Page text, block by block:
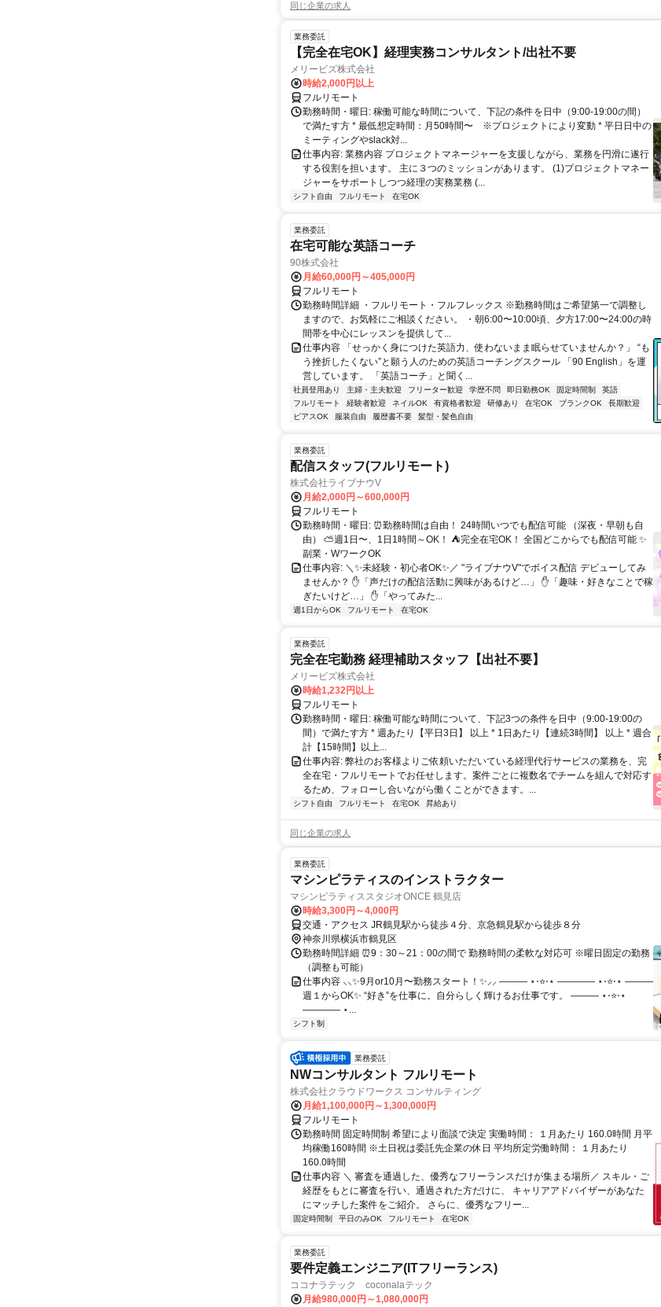
同じ企業の求人
業務委託
【完全在宅OK】経理実務コンサルタント/出社不要
メリービズ株式会社
時給2,000円以上
フルリモート
勤務時間・曜日: 稼働可能な時間について、下記の条件を日中（9:00-19:00の間）
で満たす方 * 最低想定時間：月50時間〜 ※プロジェクトにより変動 * 平日日中の
ミーティングやslack対...
仕事内容: 業務内容 プロジェクトマネージャーを支援しながら、業務を円滑に遂行
する役割を担います。 主に３つのミッションがあります。 (1)プロジェクトマネー
ジャーをサポートしつつ経理の実務業務 (...
シフト自由 フルリモート 在宅OK
業務委託
在宅可能な英語コーチ
90株式会社
月給60,000円～405,000円
フルリモート
勤務時間詳細 ・フルリモート・フルフレックス ※勤務時間はご希望第一で調整し
ますので、お気軽にご相談ください。 ・朝6:00〜10:00頃、夕方17:00〜24:00の時
間帯を中心にレッスンを提供して...
仕事内容 「せっかく身につけた英語力、使わないまま眠らせていませんか？」 “も
う挫折したくない”と願う人のための英語コーチングスクール 「90 English」を運
営しています。 「英語コーチ」と聞く...
社員登用あり 主婦・主夫歓迎 フリーター歓迎 学歴不問 即日勤務OK 固定時間制
英語
フルリモート
経験者歓迎 ネイルOK 有資格者歓迎 研修あり 在宅OK ブランクOK
長期歓迎
ピアスOK
服装自由 履歴書不要 髪型・髪色自由
業務委託
配信スタッフ(フルリモート)
株式会社ライブナウV
月給2,000円～600,000円
フルリモート
勤務時間・曜日: ⏰勤務時間は自由！ 24時間いつでも配信可能 （深夜・早朝も自
由） ⛅週1日〜、1日1時間～OK！ ⛺完全在宅OK！ 全国どこからでも配信可能 ✨
副業・WワークOK
仕事内容: ＼✨未経験・初心者OK✨／ "ライブナウV"でボイス配信 デビューしてみ
ませんか？ ✋「声だけの配信活動に興味があるけど…」 ✋「趣味・好きなことで稼
ぎたいけど…」 ✋「やってみた...
週1日からOK フルリモート 在宅OK
業務委託
完全在宅勤務 経理補助スタッフ【出社不要】
メリービズ株式会社
時給1,232円以上
フルリモート
勤務時間・曜日: 稼働可能な時間について、下記3つの条件を日中（9:00-19:00の
間）で満たす方 * 週あたり【平日3日】 以上 * 1日あたり【連続3時間】 以上 * 週合
計【15時間】以上...
仕事内容: 弊社のお客様よりご依頼いただいている経理代行サービスの業務を、完
全在宅・フルリモートでお任せします。案件ごとに複数名でチームを組んで対応す
るため、フォローし合いながら働くことができます。...
シフト自由 フルリモート 在宅OK 昇給あり
同じ企業の求人
業務委託
マシンピラティスのインストラクター
マシンピラティススタジオONCE 鶴見店
時給3,300円～4,000円
交通・アクセス JR鶴見駅から徒歩４分、京急鶴見駅から徒歩８分
神奈川県横浜市鶴見区
勤務時間詳細 ⏰9：30～21：00の間で 勤務時間の柔軟な対応可 ※曜日固定の勤務
（調整も可能）
仕事内容 ⸜⸜✨9月or10月〜勤務スタート！✨⸝⸝ ――― ⋆⋅⭐⋅⋆ ―――― ⋆⋅⭐⋅⋆ ―――
週１からOK✨ “好き”を仕事に。自分らしく輝けるお仕事です。 ――― ⋆⋅⭐⋅⋆
―――― ⋆...
シフト制
業務委託
NWコンサルタント フルリモート
株式会社クラウドワークス コンサルティング
月給1,100,000円～1,300,000円
フルリモート
勤務時間 固定時間制 希望により面談で決定 実働時間： １月あたり 160.0時間 月平
均稼働160時間 ※土日祝は委託先企業の休日 平均所定労働時間： １月あたり
160.0時間
仕事内容 ＼ 審査を通過した、優秀なフリーランスだけが集まる場所／ スキル・ご
経歴をもとに審査を行い、通過された方だけに、 キャリアアドバイザーがあなた
にマッチした案件をご紹介。 さらに、優秀なフリー...
固定時間制 平日のみOK フルリモート 在宅OK
業務委託
要件定義エンジニア(ITフリーランス)
ココナラテック coconalaテック
月給980,000円～1,080,000円